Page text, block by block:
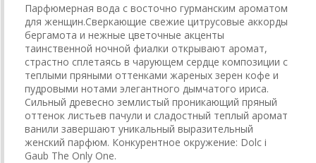
Парфюмерная вода с восточно гурманским ароматом
для женщин.Сверкающие свежие цитрусовые аккорды
бергамота и нежные цветочные акценты
таинственной ночной фиалки открывают аромат,
страстно сплетаясь в чарующем сердце композиции с
теплыми пряными оттенками жареных зерен кофе и
пудровыми нотами элегантного дымчатого ириса.
Сильный древесно землистый проникающий пряный
оттенок листьев пачули и сладостный теплый аромат
ванили завершают уникальный выразительный
женский парфюм. Конкурентное окружение: Dolc i
Gaub The Only One.